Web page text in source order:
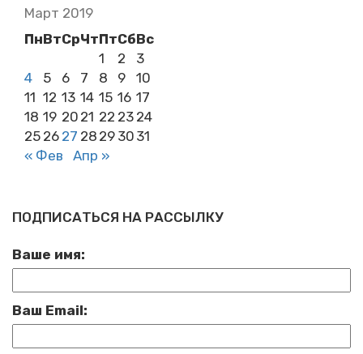
Март 2019
ПнВтСрЧтПтСбВс
1
2
3
4
5 6 7 8 9
10
11 12 13 14 15 16 17
18 19 20 21 22 23 24
25 26 27 28 29 30 31
« Фев
Апр »
ПОДПИСАТЬСЯ НА РАССЫЛКУ
Ваше имя:
Ваш Email: